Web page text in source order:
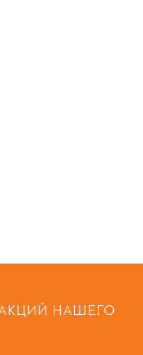
НАШЕГО